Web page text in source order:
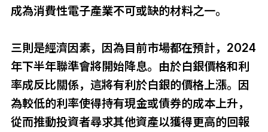
成為消費性電子產業不可或缺的材料之一。
三則是經濟因素，因為目前市場都在預計，2024
年下半年聯準會將開始降息。由於白銀價格和利
率成反比關係，這將有利於白銀的價格上漲。因
為較低的利率使得持有現金或債券的成本上升，
從而推動投資者尋求其他資產以獲得更高的回報